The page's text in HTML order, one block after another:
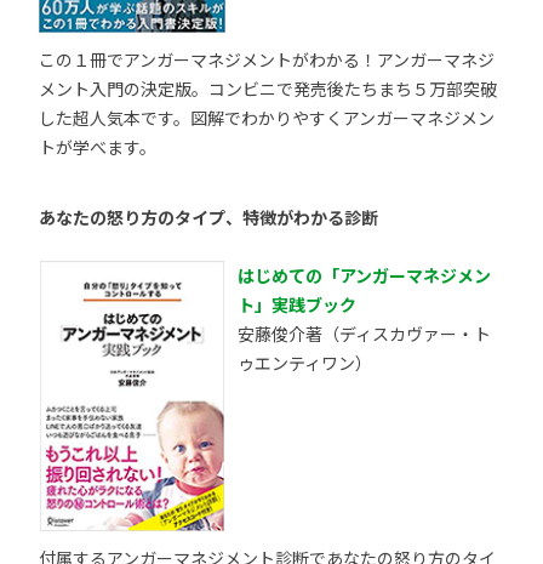
この１冊でアンガーマネジメントがわかる！アンガーマネジ
メント入門の決定版。コンビニで発売後たちまち５万部突破
した超人気本です。図解でわかりやすくアンガーマネジメン
トが学べます。
あなたの怒り方のタイプ、特徴がわかる診断
はじめての「アンガーマネジメン
ト」実践ブック
安藤俊介著（ディスカヴァー・ト
ゥエンティワン）
付属するアンガーマネジメント診断であなたの怒り方のタイ